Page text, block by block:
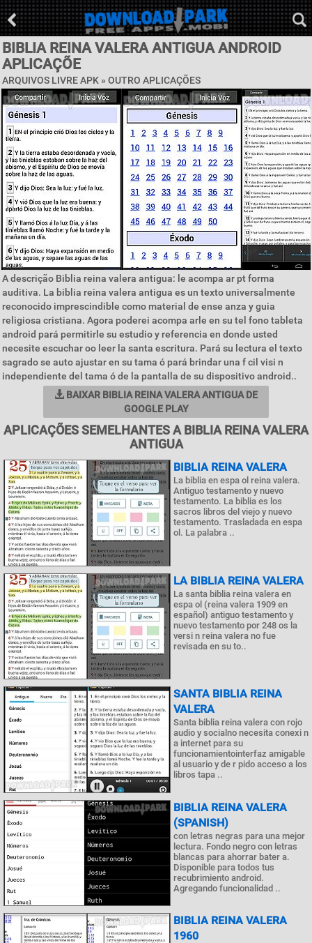
BIBLIA REINA VALERA ANTIGUA ANDROID
APLICAÇÕE
ARQUIVOS LIVRE APK » OUTRO APLICAÇÕES
A descrição Biblia reina valera antigua: le acompa ar pt forma
auditiva. La biblia reina valera antigua es un texto universalmente
reconocido imprescindible como material de ense anza y guia
religiosa cristiana. Agora poderei acompa arle en su tel fono tableta
android pará permitirle su estudio y referencia en donde usted
necesite escuchar oo leer la santa escritura. Pará su lectura el texto
sagrado se auto ajustar en su tama ó pará brindar una f cil visi n
independiente del tama ó de la pantalla de su dispositivo android..
BAIXAR BIBLIA REINA VALERA ANTIGUA DE
GOOGLE PLAY
APLICAÇÕES SEMELHANTES A BIBLIA REINA VALERA
ANTIGUA
BIBLIA REINA VALERA
La biblia en espa ol reina valera.
Antiguo testamento y nuevo
testamento. La biblia es los
sacros libros del viejo y nuevo
testamento. Trasladada en espa
ol. La palabra ..
LA BIBLIA REINA VALERA
La santa biblia reina valera en
espa ol (reina valera 1909 en
español) antiguo testamento y
nuevo testamento por 248 os la
versi n reina valera no fue
revisada en su to..
SANTA BIBLIA REINA
VALERA
Santa biblia reina valera con rojo
audio y socialno necesita conexi n
a internet para su
funcionamientointerfaz amigable
al usuario y de r pido acceso a los
libros tapa ..
BIBLIA REINA VALERA
(SPANISH)
con letras negras para una mejor
lectura. Fondo negro con letras
blancas para ahorrar bater a.
Disponible para todos tus
recubrimiento android.
Agregando funcionalidad ..
BIBLIA REINA VALERA
1960